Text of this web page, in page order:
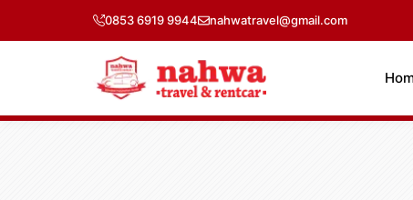
0853 6919 9944 nahwatravel@gmail.com